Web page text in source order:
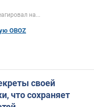
на...
OBOZ
своей
что сохраняет